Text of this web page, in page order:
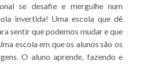
se desafie e mergulhe num
invertida! Uma escola que dê
sentir que podemos mudar e que
escola em que os alunos são os
O aluno aprende, fazendo e